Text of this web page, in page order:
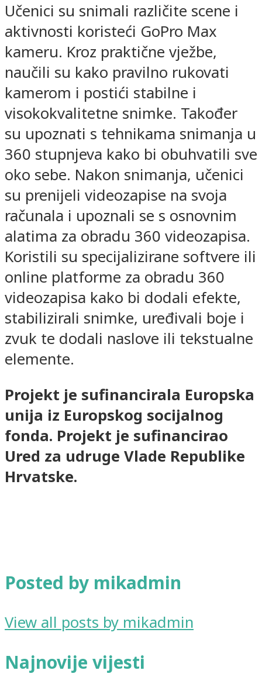
Učenici su snimali različite scene i
aktivnosti koristeći GoPro Max
kameru. Kroz praktične vježbe,
naučili su kako pravilno rukovati
kamerom i postići stabilne i
visokokvalitetne snimke. Također
su upoznati s tehnikama snimanja u
360 stupnjeva kako bi obuhvatili sve
oko sebe. Nakon snimanja, učenici
su prenijeli videozapise na svoja
računala i upoznali se s osnovnim
alatima za obradu 360 videozapisa.
Koristili su specijalizirane softvere ili
online platforme za obradu 360
videozapisa kako bi dodali efekte,
stabilizirali snimke, uređivali boje i
zvuk te dodali naslove ili tekstualne
elemente.
Projekt je sufinancirala Europska
unija iz Europskog socijalnog
fonda. Projekt je sufinancirao
Ured za udruge Vlade Republike
Hrvatske.
Posted by mikadmin
View all posts by mikadmin
Najnovije vijesti